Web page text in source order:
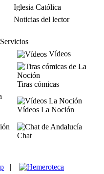
Iglesia Católica
Noticias del lector
Servicios
Vídeos
Tiras cómicas
Vídeos La Noción
Chat
|